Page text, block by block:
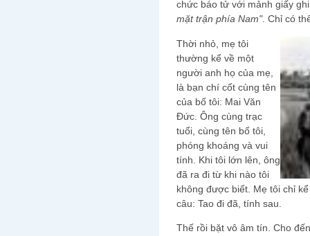
chức báo tử với mảnh giấy
mặt trận phía Nam". Chỉ có
Thời nhỏ, mẹ tôi
thường kể về một
người anh họ của mẹ,
là bạn chí cốt cùng tên
của bố tôi: Mai Văn
Đức. Ông cùng trạc
tuổi, cùng tên bố tôi,
phóng khoáng và vui
tính. Khi tôi lớn lên, ông
đã ra đi từ khi nào tôi
không được biết. Mẹ tôi chỉ
câu: Tao đi đã, tính sau.
Thế rồi bặt vô âm tín. Cho